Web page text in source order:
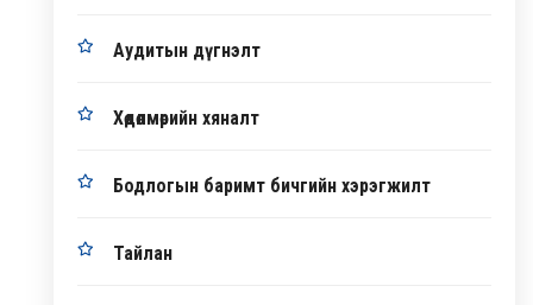
Аудитын дүгнэлт
Хөдөлмөрийн хяналт
Бодлогын баримт бичгийн хэрэгжилт
Тайлан